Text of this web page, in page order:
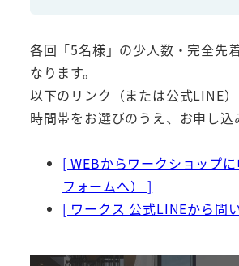
各回「5名様」の少人数・完全先
なります。
以下のリンク（または公式LINE
時間帯をお選びのうえ、お申し込
[ WEBからワークショップ
フォームへ） ]
[ ワークス 公式LINEから問